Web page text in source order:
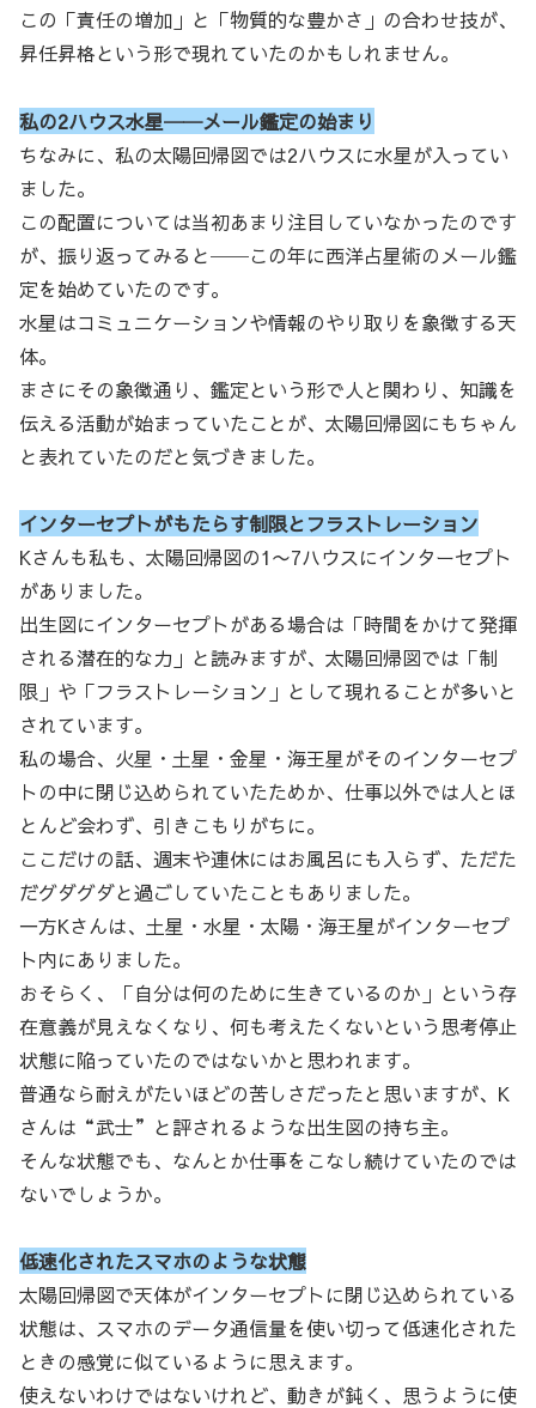
この「責任の増加」と「物質的な豊かさ」の合わせ技が、
昇任昇格という形で現れていたのかもしれません。
私の2ハウス水星──メール鑑定の始まり
ちなみに、私の太陽回帰図では2ハウスに水星が入ってい
ました。
この配置については当初あまり注目していなかったのです
が、振り返ってみると──この年に西洋占星術のメール鑑
定を始めていたのです。
水星はコミュニケーションや情報のやり取りを象徴する天
体。
まさにその象徴通り、鑑定という形で人と関わり、知識を
伝える活動が始まっていたことが、太陽回帰図にもちゃん
と表れていたのだと気づきました。
インターセプトがもたらす制限とフラストレーション
Kさんも私も、太陽回帰図の1〜7ハウスにインターセプト
がありました。
出生図にインターセプトがある場合は「時間をかけて発揮
される潜在的な力」と読みますが、太陽回帰図では「制
限」や「フラストレーション」として現れることが多いと
されています。
私の場合、火星・土星・金星・海王星がそのインターセプ
トの中に閉じ込められていたためか、仕事以外では人とほ
とんど会わず、引きこもりがちに。
ここだけの話、週末や連休にはお風呂にも入らず、ただた
だグダグダと過ごしていたこともありました。
一方Kさんは、土星・水星・太陽・海王星がインターセプ
ト内にありました。
おそらく、「自分は何のために生きているのか」という存
在意義が見えなくなり、何も考えたくないという思考停止
状態に陥っていたのではないかと思われます。
普通なら耐えがたいほどの苦しさだったと思いますが、K
さんは“武士”と評されるような出生図の持ち主。
そんな状態でも、なんとか仕事をこなし続けていたのでは
ないでしょうか。
低速化されたスマホのような状態
太陽回帰図で天体がインターセプトに閉じ込められている
状態は、スマホのデータ通信量を使い切って低速化された
ときの感覚に似ているように思えます。
使えないわけではないけれど、動きが鈍く、思うように使